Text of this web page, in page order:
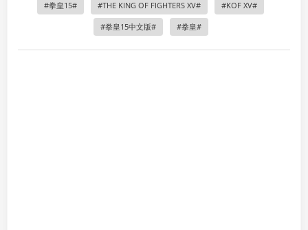
拳皇15 THE KING OF FIGHTERS XV KOF XV
拳皇15中文版 拳皇